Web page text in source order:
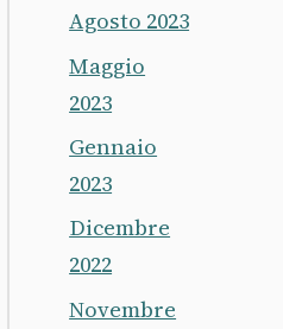
Agosto 2023
Maggio
2023
Gennaio
2023
Dicembre
2022
Novembre